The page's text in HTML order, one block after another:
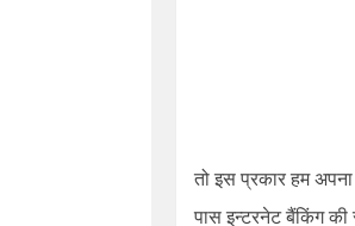
तो इस प्रकार हम
पास इन्टरनेट बैंकिंग